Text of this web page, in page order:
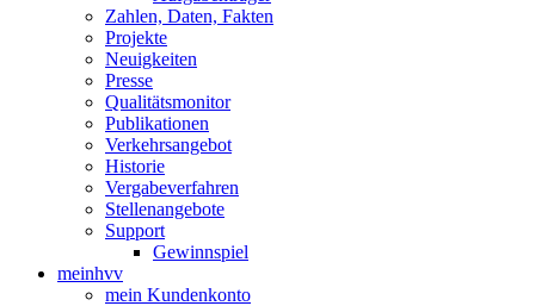
Zahlen, Daten, Fakten
Projekte
Neuigkeiten
Presse
Qualitätsmonitor
Publikationen
Verkehrsangebot
Historie
Vergabeverfahren
Stellenangebote
Support
Gewinnspiel
meinhvv
mein Kundenkonto